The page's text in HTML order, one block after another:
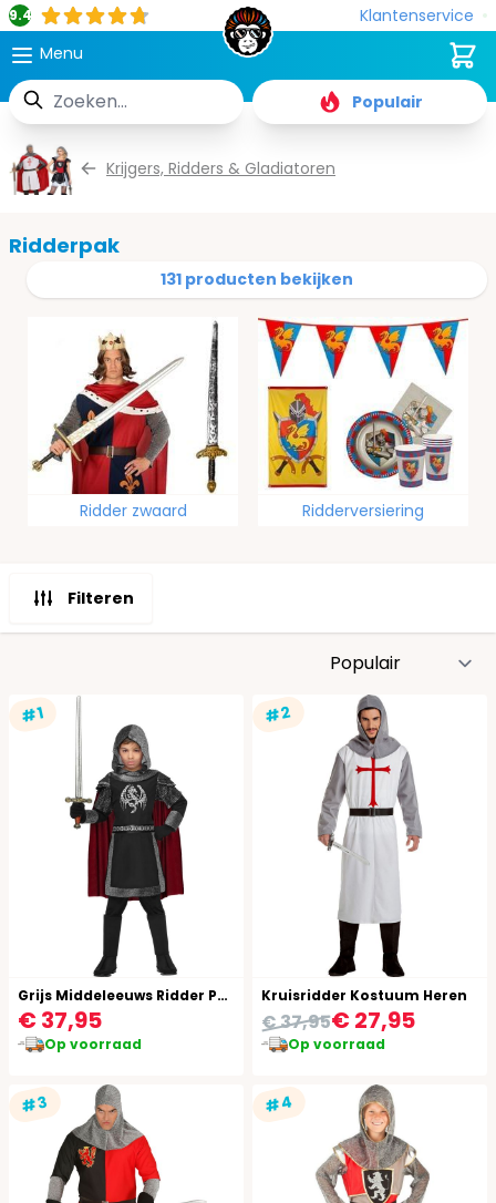
9.4
Klantenservice
Menu
Zoek
Populair
Cart
Krijgers, Ridders & Gladiatoren
Ridderpak
131 producten bekijken
Ridder zwaard Ridderversiering
Filteren
#1
Grijs Middeleeuws Ridder Pakje Jongens
€ 37,95
Op voorraad
#2
Kruisridder Kostuum Heren
€ 27,95
€ 37,95
Op voorraad
#3 #4